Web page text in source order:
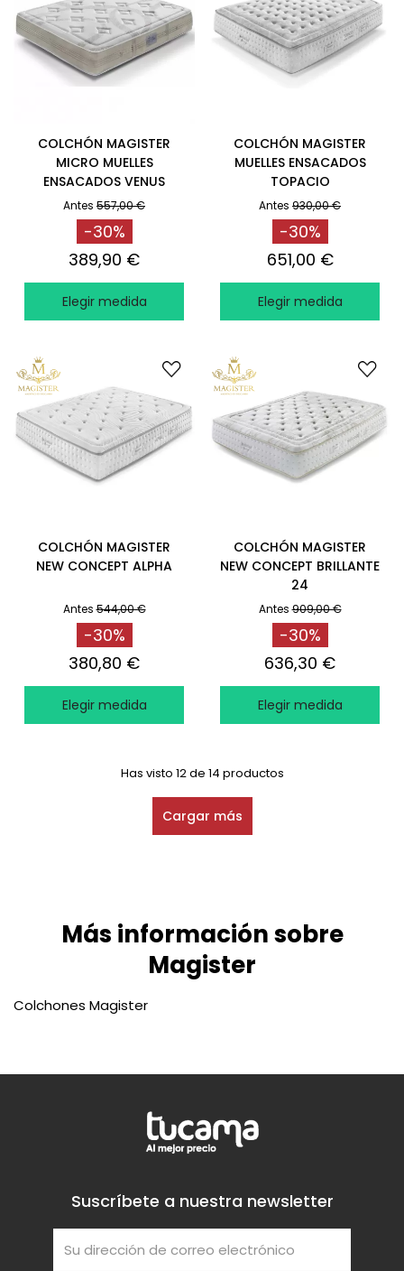
COLCHÓN MAGISTER
MICRO MUELLES
ENSACADOS VENUS
Antes 557,00 €
-30%
389,90 €
Elegir medida
COLCHÓN MAGISTER
MUELLES ENSACADOS
TOPACIO
Antes 930,00 €
-30%
651,00 €
Elegir medida
COLCHÓN MAGISTER
NEW CONCEPT ALPHA
Antes 544,00 €
-30%
380,80 €
Elegir medida
COLCHÓN MAGISTER
NEW CONCEPT BRILLANTE
24
Antes 909,00 €
-30%
636,30 €
Elegir medida
Has visto 12 de 14 productos
Cargar más
Más información sobre
Magister
Colchones Magister
Suscríbete a nuestra newsletter